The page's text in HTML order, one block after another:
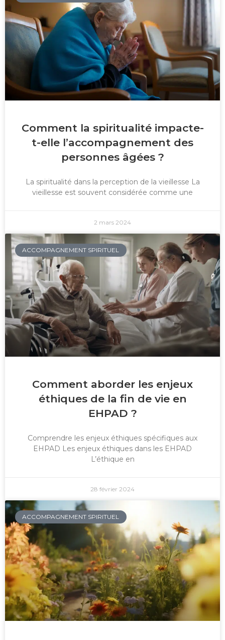
Comment la spiritualité impacte-
t-elle l’accompagnement des
personnes âgées ?
La spiritualité dans la perception de la vieillesse La
vieillesse est souvent considérée comme une
2 mars 2024
ACCOMPAGNEMENT SPIRITUEL
Comment aborder les enjeux
éthiques de la fin de vie en
EHPAD ?
Comprendre les enjeux éthiques spécifiques aux
EHPAD Les enjeux éthiques dans les EHPAD
L’éthique en
28 février 2024
ACCOMPAGNEMENT SPIRITUEL